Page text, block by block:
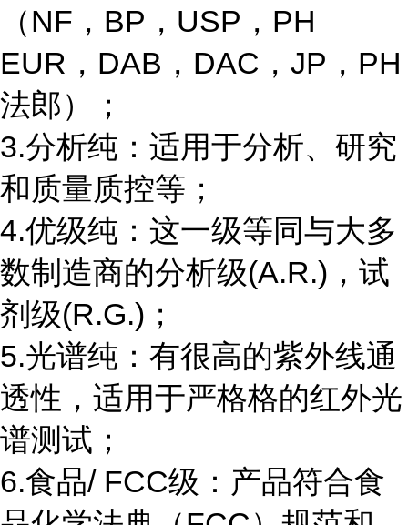
（NF，BP，USP，PH
EUR，DAB，DAC，JP，PH
法郎）；
3.分析纯：适用于分析、研究
和质量质控等；
4.优级纯：这一级等同与大多
数制造商的分析级(A.R.)，试
剂级(R.G.)；
5.光谱纯：有很高的紫外线通
透性，适用于严格格的红外光
谱测试；
6.食品/ FCC级：产品符合食